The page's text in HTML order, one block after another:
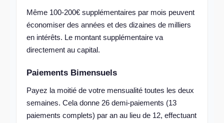
Même 100-200€ supplémentaires par mois peuvent
économiser des années et des dizaines de milliers
en intérêts. Le montant supplémentaire va
directement au capital.
Paiements Bimensuels
Payez la moitié de votre mensualité toutes les deux
semaines. Cela donne 26 demi-paiements (13
paiements complets) par an au lieu de 12, effectuant